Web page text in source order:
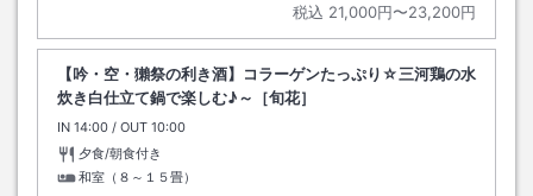
税込 21,000円〜23,200円
【吟・空・獺祭の利き酒】コラーゲンたっぷり☆三河鶏の水
炊き白仕立て鍋で楽しむ♪～［旬花］
IN チェックイン
14:00 / OUT チェックアウト
10:00
夕食/朝食付き
和室（８～１５畳）